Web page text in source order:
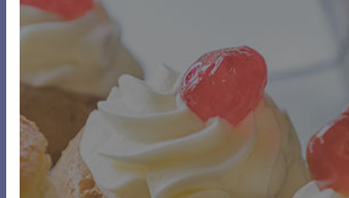
Sardinas de chocolate